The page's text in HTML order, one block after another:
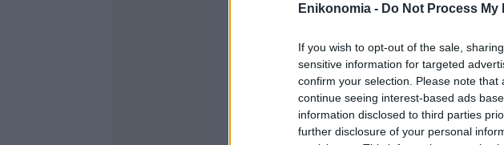
Enikonomia - Do Not Process
If you wish to opt-out of the sale,
sensitive information for targeted
confirm your selection. Please note
continue seeing interest-based ads
information disclosed to third parties
further disclosure of your personal